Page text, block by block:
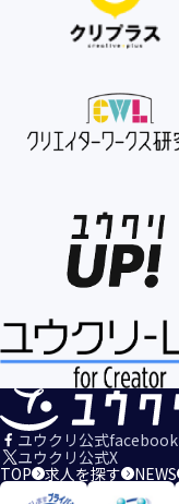
ユウクリ公式facebook
ユウクリ公式X
TOP 求人を探す NEWS